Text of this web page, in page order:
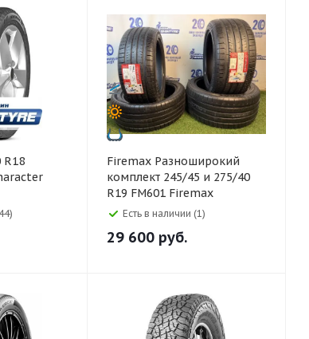
Firemax Разноширокий
комплект 245/45 и 275/40
R19 FM601 Firemax
Есть в наличии (1)
29 600 руб.